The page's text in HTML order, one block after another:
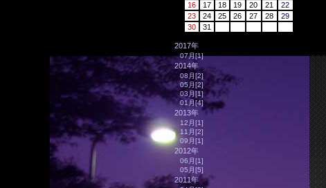
16
17 18 19 20 21
22
23
24 25 26 27 28
29
30
31
2017年
07月[1]
2014年
08月[2]
05月[2]
03月[1]
01月[4]
2013年
12月[1]
11月[2]
09月[1]
2012年
06月[1]
05月[5]
2011年